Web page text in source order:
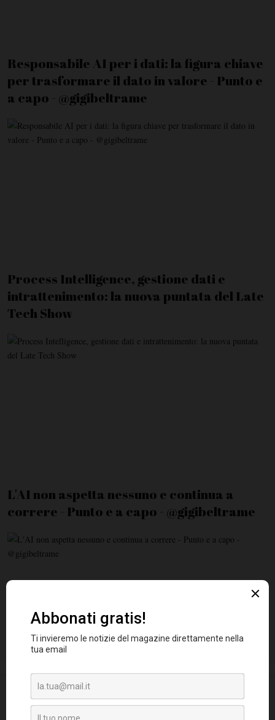
Responsabile AI per i dati: la figura chiave
per trasformare il dato in valore - Punto e
a capo - @gigibeltrame
Process Intelligence, gestione dati e
intrattenimento: la nuova puntata del Late
Tech Show
L'AI non aspetta nessuno e continua a
correre - Punto e a capo - @gigibeltrame
I nostri podcast